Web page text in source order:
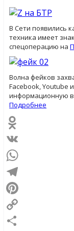
В Сети появились
техника имеет
спецоперацию на
Волна фейков
Facebook, Youtube
информационную
Подробнее
Odnoklassniki
VK
WhatsApp
Telegram
Pinterest
Copy